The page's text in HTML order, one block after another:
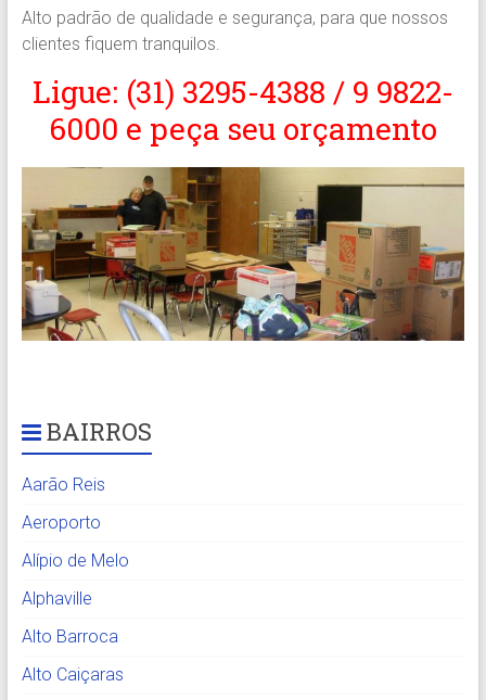
A
Soberana
Alto padrão de qualidade e segurança, para que nossos
clientes fiquem tranquilos.
Ligue: (31) 3295-4388 / 9 9822-
6000 e peça seu orçamento
BAIRROS
Aarão Reis
Aeroporto
Alípio de Melo
Alphaville
Alto Barroca
Alto Caiçaras